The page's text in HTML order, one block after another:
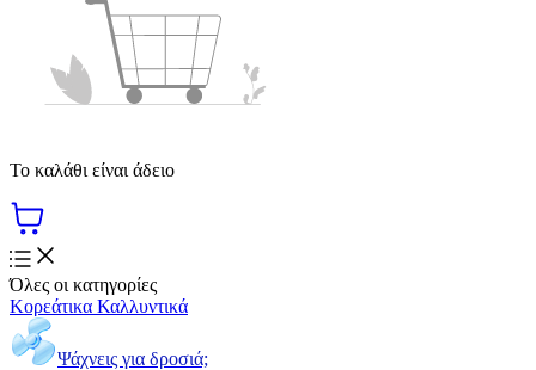
Το καλάθι είναι άδειο
Όλες οι κατηγορίες
Κορεάτικα Καλλυντικά
Ψάχνεις για δροσιά;